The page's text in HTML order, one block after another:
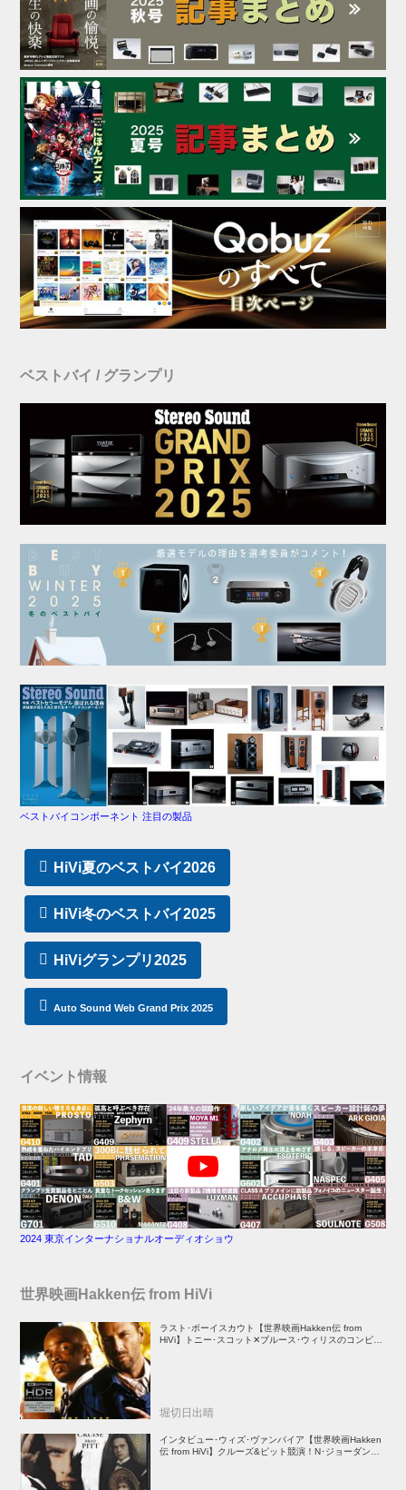
ベストバイ / グランプリ
ベストバイコンポーネント 注目の製品
HiVi夏のベストバイ2026
HiVi冬のベストバイ2025
HiViグランプリ2025
Auto Sound Web Grand Prix 2025
イベント情報
2024 東京インターナショナルオーディオショウ
世界映画Hakken伝 from HiVi
ラスト･ボーイスカウト【世界映画Hakken伝 from
HiVi】トニー･スコット✕ブルース･ウィリスのコンビが
堀切日出晴
インタビュー･ウィズ･ヴァンパイア【世界映画Hakken
伝 from HiVi】クルーズ&ピット競演！N･ジョーダン監